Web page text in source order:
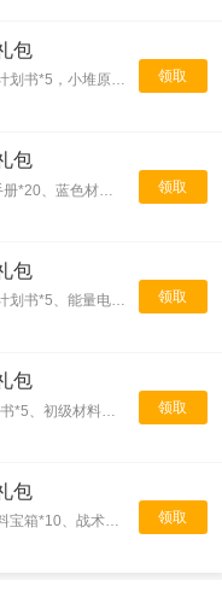
领取
包
礼包详情：稀有材料宝箱*1，银质计划书*5，小堆原油*1，小堆金币*1
领取
包
礼包详情：银质计划书*10、战术手册*20、蓝色材料宝箱*5、小堆原油*2
领取
包
礼包详情：初级材料宝箱*2、银质计划书*5、能量电池*2、机械齿轮*1
领取
包
礼包详情：20000*金币、银质计划书*5、初级材料宝箱*1、战术手册*5
领取
包
礼包详情：金质计划书*5、蓝色材料宝箱*10、战术手册*20、中型补给箱*10